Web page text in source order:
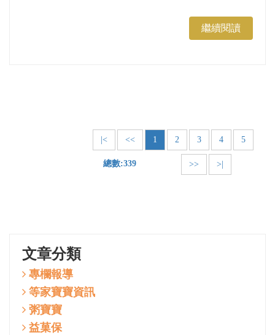
繼續閱讀
|< << 1 2 3 4 5
>> >|
總數:339
文章分類
專欄報導
等家寶寶資訊
粥寶寶
益菓保